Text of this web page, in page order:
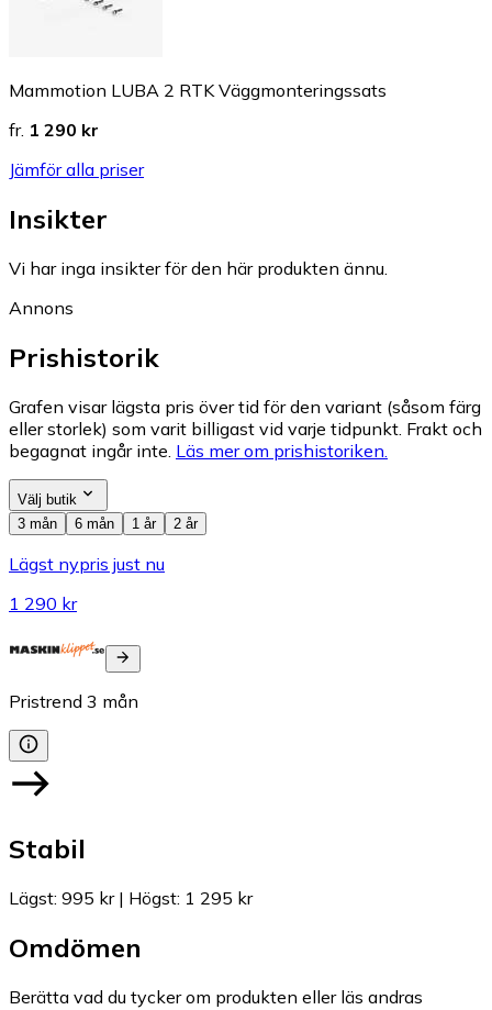
Mammotion LUBA 2 RTK Väggmonteringssats
fr. 1 290 kr
Jämför alla priser
Insikter
Vi har inga insikter för den här produkten ännu.
Annons
Prishistorik
Grafen visar lägsta pris över tid för den variant (såsom färg
eller storlek) som varit billigast vid varje tidpunkt. Frakt och
begagnat ingår inte. Läs mer om prishistoriken.
Välj butik
3 mån
6 mån 1 år 2 år
Lägst nypris just nu
1 290 kr
Pristrend 3 mån
Stabil
Lägst: 995 kr| Högst: 1 295 kr
Omdömen
Berätta vad du tycker om produkten eller läs andras